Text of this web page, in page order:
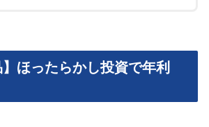
】ほったらかし投資で年利